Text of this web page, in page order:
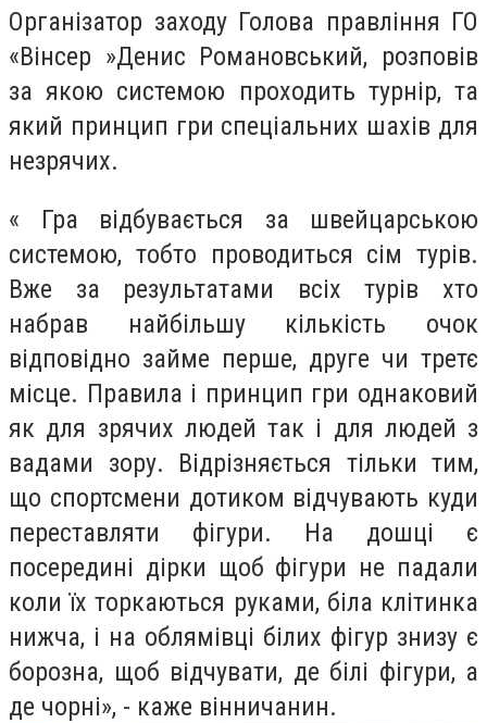
Організатор заходу Голова правління ГО
«Вінсер »Денис Романовський, розповів
за якою системою проходить турнір, та
який принцип гри спеціальних шахів для
незрячих.
« Гра відбувається за швейцарською
системою, тобто проводиться сім турів.
Вже за результатами всіх турів хто
набрав найбільшу кількість очок
відповідно займе перше, друге чи третє
місце. Правила і принцип гри однаковий
як для зрячих людей так і для людей з
вадами зору. Відрізняється тільки тим,
що спортсмени дотиком відчувають куди
переставляти фігури. На дошці є
посередині дірки щоб фігури не падали
коли їх торкаються руками, біла клітинка
нижча, і на облямівці білих фігур знизу є
борозна, щоб відчувати, де білі фігури, а
де чорні», - каже вінничанин.